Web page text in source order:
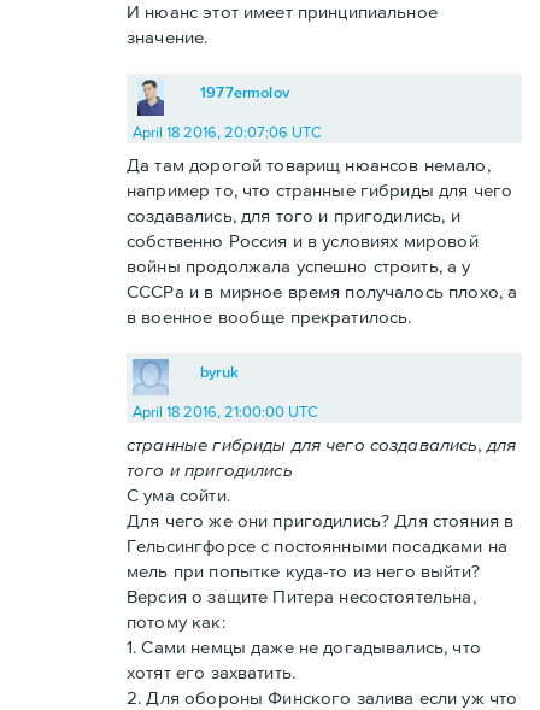
И нюанс этот имеет принципиальное
значение.
1977ermolov
April 18 2016, 20:07:06 UTC
Да там дорогой товарищ нюансов немало,
например то, что странные гибриды для чего
создавались, для того и пригодились, и
собственно Россия и в условиях мировой
войны продолжала успешно строить, а у
СССРа и в мирное время получалось плохо, а
в военное вообще прекратилось.
byruk
April 18 2016, 21:00:00 UTC
странные гибриды для чего создавались, для
того и пригодились
С ума сойти.
Для чего же они пригодились? Для стояния в
Гельсингфорсе с постоянными посадками на
мель при попытке куда-то из него выйти?
Версия о защите Питера несостоятельна,
потому как:
1. Сами немцы даже не догадывались, что
хотят его захватить.
2. Для обороны Финского залива если уж что